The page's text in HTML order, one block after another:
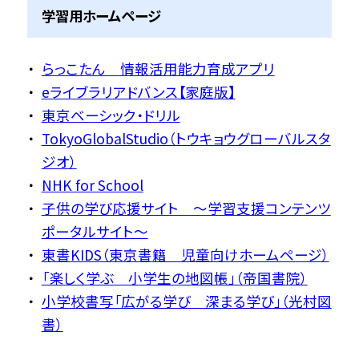
学習用ホームページ
らっこたん 情報活用能力育成アプリ
eライブラリアドバンス【家庭版】
東京ベーシック・ドリル
TokyoGlobalStudio（トウキョウグローバルスタ
ジオ）
NHK for School
子供の学び応援サイト 〜学習支援コンテンツ
ポータルサイト〜
東書KIDS（東京書籍 児童向けホームページ）
「楽しく学ぶ 小学生の地図帳」（帝国書院）
小学校書写「広がる学び 深まる学び」（光村図
書）